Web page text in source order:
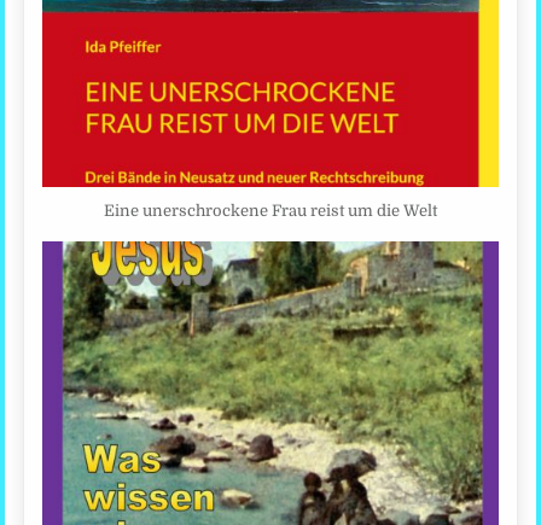
Eine unerschrockene Frau reist um die Welt